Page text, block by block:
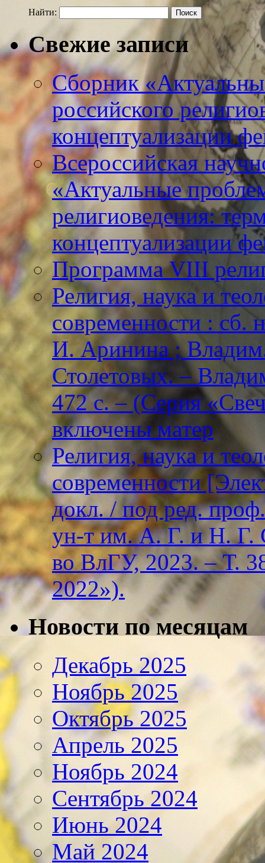
Найти:
Свежие записи
Сборник
российского
концептуализации
Всероссийская
«Актуальные
религиоведения:
концептуализации
Программа VIII
Религия, наука и
современности : сб.
И. Аринина ;
Столетовых. –
472 с. – (Серия
включены матер
Религия, наука и
современности
докл. / под ред.
ун-т им. А. Г. и Н. Г.
во ВлГУ, 2023. – Т.
2022»).
Новости по месяцам
Декабрь 2025
Ноябрь 2025
Октябрь 2025
Апрель 2025
Ноябрь 2024
Сентябрь 2024
Июнь 2024
Май 2024